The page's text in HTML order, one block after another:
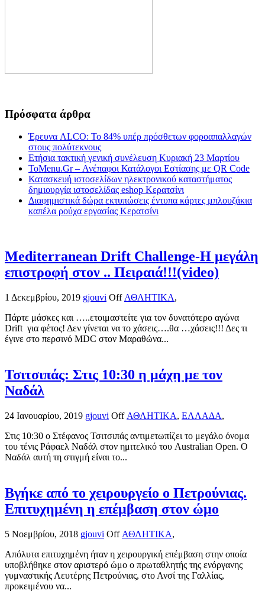
Πρόσφατα άρθρα
Έρευνα ALCO: Το 84% υπέρ πρόσθετων φοροαπαλλαγών
στους πολύτεκνους
Ετήσια τακτική γενική συνέλευση Κυριακή 23 Μαρτίου
ToMenu.Gr – Ανέπαφοι Κατάλογοι Εστίασης με QR Code
Κατασκευή ιστοσελίδων ηλεκτρονικού καταστήματος
δημιουργία ιστοσελίδας eshop Κερατσίνι
Διαφημιστικά δώρα εκτυπώσεις έντυπα κάρτες μπλουζάκια
καπέλα ρούχα εργασίας Κερατσίνι
Mediterranean Drift Challenge-Η μεγάλη
επιστροφή στον .. Πειραιά!!!(video)
1 Δεκεμβρίου, 2019 gjouvi Off ΑΘΛΗΤΙΚΑ,
Πάρτε μάσκες και …..ετοιμαστείτε για τον δυνατότερο αγώνα
Drift για φέτος! Δεν γίνεται να το χάσεις….θα …χάσεις!!! Δες τι
έγινε στο περσινό MDC στον Μαραθώνα...
Τσιτσιπάς: Στις 10:30 η μάχη με τον
Ναδάλ
24 Ιανουαρίου, 2019 gjouvi Off ΑΘΛΗΤΙΚΑ, ΕΛΛΑΔΑ,
Στις 10:30 ο Στέφανος Τσιτσιπάς αντιμετωπίζει το μεγάλο όνομα
του τένις Ράφαελ Ναδάλ στον ημιτελικό του Australian Open. Ο
Ναδάλ αυτή τη στιγμή είναι το...
Βγήκε από το χειρουργείο ο Πετρούνιας.
Επιτυχημένη η επέμβαση στον ώμο
5 Νοεμβρίου, 2018 gjouvi Off ΑΘΛΗΤΙΚΑ,
Απόλυτα επιτυχημένη ήταν η χειρουργική επέμβαση στην οποία
υποβλήθηκε στον αριστερό ώμο ο πρωταθλητής της ενόργανης
γυμναστικής Λευτέρης Πετρούνιας, στο Ανσί της Γαλλίας,
προκειμένου να...